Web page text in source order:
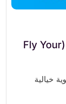
طِر بطائرتك: مغامرة الطائر الشقي (Fly Your
خيالية